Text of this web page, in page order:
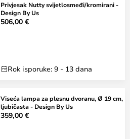
Privjesak Nutty svijetlosmeđi/kromirani -
Design By Us
506,00 €
Rok isporuke: 9 - 13 dana
Viseća lampa za plesnu dvoranu, Ø 19 cm,
ljubičasta - Design By Us
359,00 €